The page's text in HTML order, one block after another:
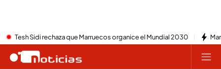
Tesh Sidi rechaza que Marruecos organice el Mundial 2030